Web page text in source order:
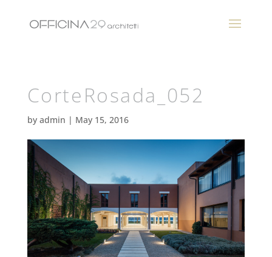
CorteRosada_052
by admin | May 15, 2016